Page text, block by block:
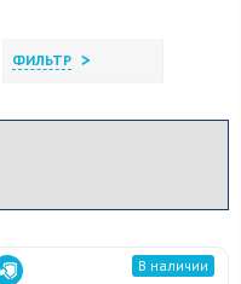
ФИЛЬТР >
В наличии